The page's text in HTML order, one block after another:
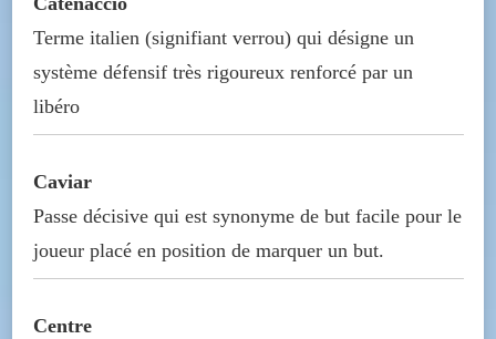
Terme italien (signifiant verrou) qui désigne un
système défensif très rigoureux renforcé par un
libéro
Caviar
Passe décisive qui est synonyme de but facile pour le
joueur placé en position de marquer un but.
Centre